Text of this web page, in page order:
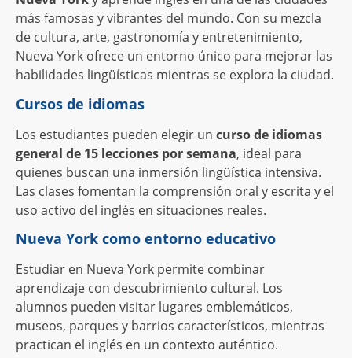
más famosas y vibrantes del mundo. Con su mezcla
de cultura, arte, gastronomía y entretenimiento,
Nueva York ofrece un entorno único para mejorar las
habilidades lingüísticas mientras se explora la ciudad.
Cursos de idiomas
Los estudiantes pueden elegir un curso de idiomas
general de 15 lecciones por semana, ideal para
quienes buscan una inmersión lingüística intensiva.
Las clases fomentan la comprensión oral y escrita y el
uso activo del inglés en situaciones reales.
Nueva York como entorno educativo
Estudiar en Nueva York permite combinar
aprendizaje con descubrimiento cultural. Los
alumnos pueden visitar lugares emblemáticos,
museos, parques y barrios característicos, mientras
practican el inglés en un contexto auténtico.